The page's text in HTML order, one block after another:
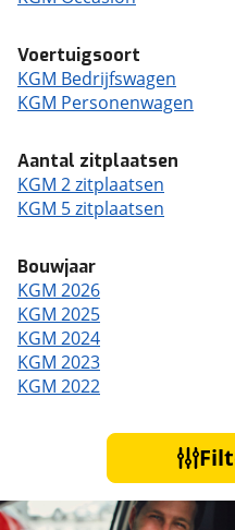
Voertuigsoort
KGM Bedrijfswagen
KGM Personenwagen
Aantal zitplaatsen
KGM 2 zitplaatsen
KGM 5 zitplaatsen
Bouwjaar
KGM 2026
KGM 2025
KGM 2024
KGM 2023
KGM 2022